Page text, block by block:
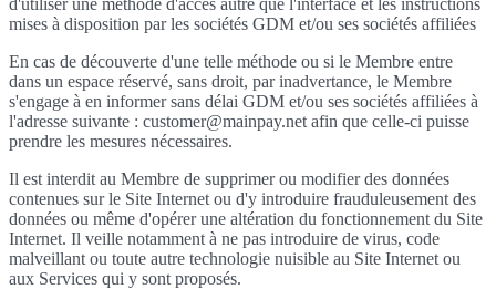
d'utiliser une méthode d'accès autre que l'interface et les instructions
mises à disposition par les sociétés GDM et/ou ses sociétés affiliées
En cas de découverte d'une telle méthode ou si le Membre entre
dans un espace réservé, sans droit, par inadvertance, le Membre
s'engage à en informer sans délai GDM et/ou ses sociétés affiliées à
l'adresse suivante : customer@mainpay.net afin que celle-ci puisse
prendre les mesures nécessaires.
Il est interdit au Membre de supprimer ou modifier des données
contenues sur le Site Internet ou d'y introduire frauduleusement des
données ou même d'opérer une altération du fonctionnement du Site
Internet. Il veille notamment à ne pas introduire de virus, code
malveillant ou toute autre technologie nuisible au Site Internet ou
aux Services qui y sont proposés.